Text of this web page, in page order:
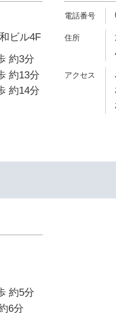
ビル4F
約3分
約13分
約14分
約5分
6分